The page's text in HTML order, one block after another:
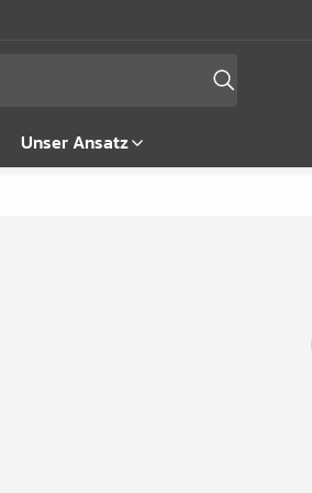
Unser Ansatz